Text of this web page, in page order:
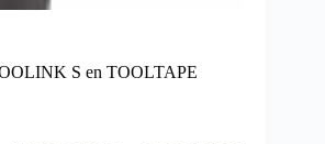
S en TOOLTAPE